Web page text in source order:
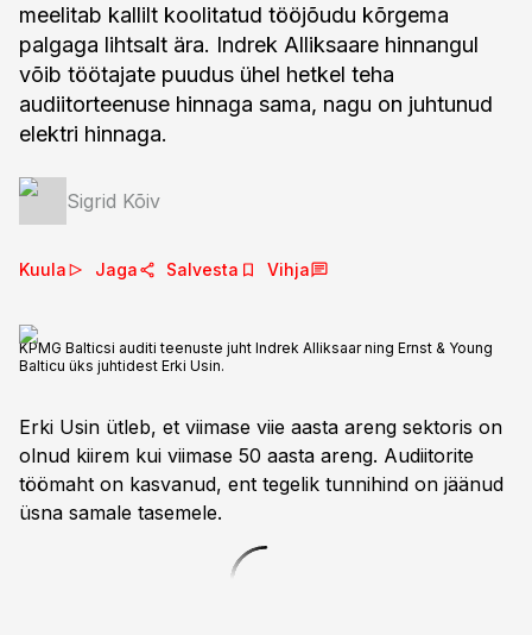
meelitab kallilt koolitatud tööjõudu kõrgema
palgaga lihtsalt ära. Indrek Alliksaare hinnangul
võib töötajate puudus ühel hetkel teha
audiitorteenuse hinnaga sama, nagu on juhtunud
elektri hinnaga.
Sigrid Kõiv
Kuula Jaga Salvesta Vihja
KPMG Balticsi auditi teenuste juht Indrek Alliksaar ning Ernst & Young
Balticu üks juhtidest Erki Usin.
Erki Usin ütleb, et viimase viie aasta areng sektoris on
olnud kiirem kui viimase 50 aasta areng. Audiitorite
töömaht on kasvanud, ent tegelik tunnihind on jäänud
üsna samale tasemele.